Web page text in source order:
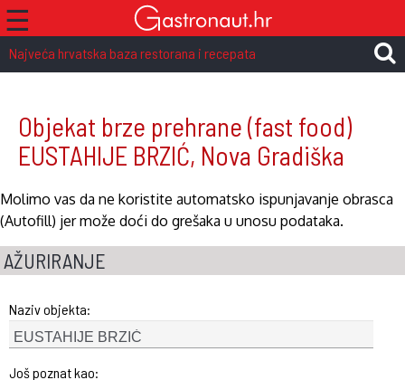
☰
Najveća hrvatska baza restorana i recepata
Objekat brze prehrane (fast food)
EUSTAHIJE BRZIĆ, Nova Gradiška
Molimo vas da ne koristite automatsko ispunjavanje obrasca
(Autofill) jer može doći do grešaka u unosu podataka.
AŽURIRANJE
Naziv objekta:
Još poznat kao: